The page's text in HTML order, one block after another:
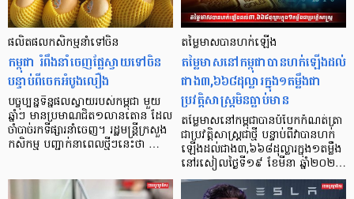
ផលិតផលកសិកម្ម​នាំទៅចិន
កម្ពុជា រំពឹងនាំចេញផ្លែស្វាយទៅចិន
បន្ទាប់ពីចេកអំបូងលឿង
បច្ចុប្បន្នទិន្នផលស្វាយរបស់កម្ពុជា មួយ
ឆ្នាំៗ មានប្រមាណជិត១លានតោន ដែល
ចាំបាច់រកទីផ្សារនាំចេញ។ រដ្ឋមន្ត្រីក្រសួង
កសិកម្ម បញ្ជាក់នាពេលថ្មីៗនេះថា …
តម្លៃមាសបានហក់ឡើង
តម្លៃមាសនៅកម្ពុជាបានហក់ឡើងដល់
ជាង៣,៦៦៨ដុល្លារក្នុង១តម្លឹងជា
ប្រវត្តិសាស្ត្រមិនធ្លាប់មាន
តម្លៃមាសនៅកម្ពុជាបានបំបែកកំណត់ត្រា
ជាប្រវត្តិសាស្ត្រជាថ្មី បន្ទាប់ពីវាបានហក់
ឡើងដល់ជាង៣,៦៦៨ដុល្លារក្នុង១តម្លឹង
នៅរសៀលថ្ងៃទី១៩ ខែមីនា ឆ្នាំ២០២…